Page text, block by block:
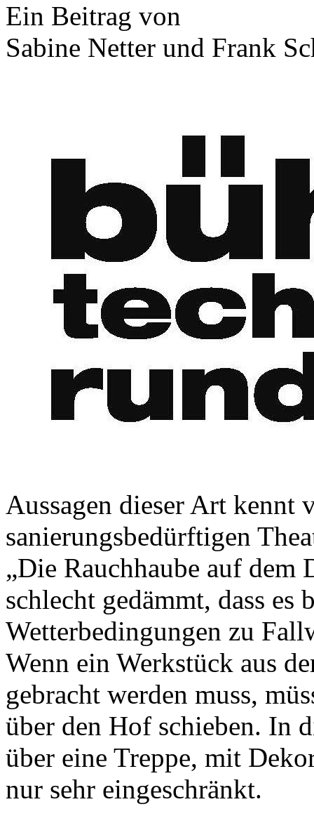
Ein Beitrag von
Sabine Netter und Frank
Aussagen dieser Art kennt
sanierungsbedürftigen
„Die Rauchhaube auf dem
schlecht gedämmt, dass es
Wetterbedingungen zu
Wenn ein Werkstück aus
gebracht werden muss,
über den Hof schieben. In
über eine Treppe, mit
nur sehr eingeschränkt.